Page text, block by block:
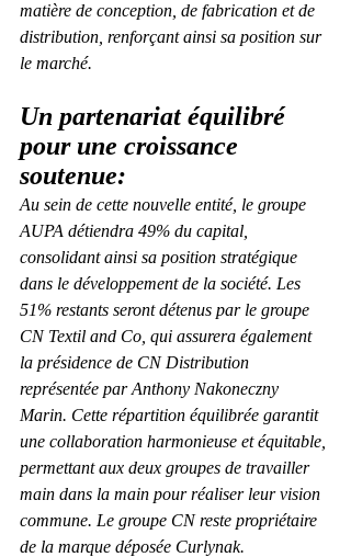
matière de conception, de fabrication et de
distribution, renforçant ainsi sa position sur
le marché.
Un partenariat équilibré
pour une croissance
soutenue:
Au sein de cette nouvelle entité, le groupe
AUPA détiendra 49% du capital,
consolidant ainsi sa position stratégique
dans le développement de la société. Les
51% restants seront détenus par le groupe
CN Textil and Co, qui assurera également
la présidence de CN Distribution
représentée par Anthony Nakoneczny
Marin. Cette répartition équilibrée garantit
une collaboration harmonieuse et équitable,
permettant aux deux groupes de travailler
main dans la main pour réaliser leur vision
commune. Le groupe CN reste propriétaire
de la marque déposée Curlynak.